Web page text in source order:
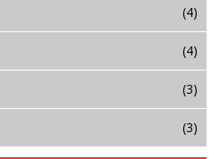
(4)
(4)
(3)
(3)